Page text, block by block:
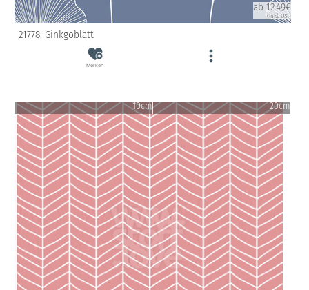
ab 12.49€
(inkl. USt)
21778: Ginkgoblatt
Merken
10cm 20cm